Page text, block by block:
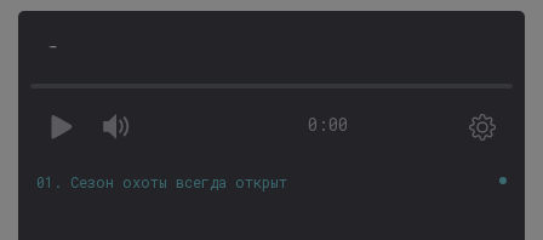
-
0:00
01. Сезон охоты всегда открыт